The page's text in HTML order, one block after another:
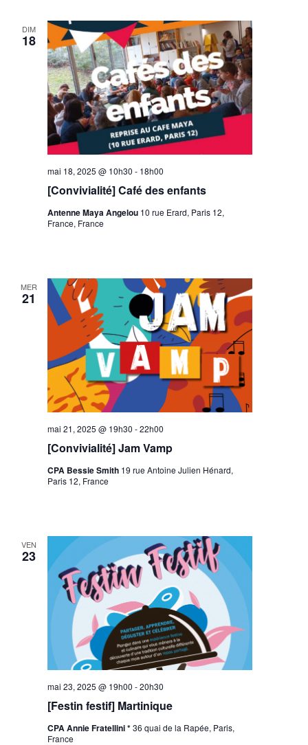
DIM
18
[Convivialité] Café des enfants
mai 18, 2025 @ 10h30 - 18h00
Antenne Maya Angelou 10 rue Erard, Paris 12,
France, France
MER
21
[Convivialité] Jam Vamp
mai 21, 2025 @ 19h30 -22h00
CPA Bessie Smith 19 rue Antoine Julien Hénard,
Paris 12, France
VEN
23
[Festin festif] Martinique
mai 23, 2025 @ 19h00 -20h30
CPA Annie Fratellini *36 quai de la Rapée, Paris,
France